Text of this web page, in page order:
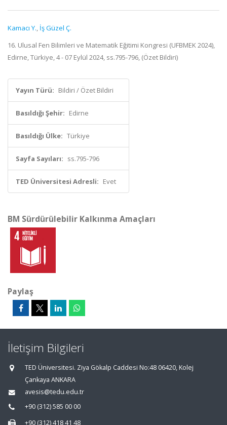
Kamacı Y., İş Güzel Ç.
16. Ulusal Fen Bilimleri ve Matematik Eğitimi Kongresi (UFBMEK 2024),
Edirne, Türkiye, 4 - 07 Eylül 2024, ss.795-796, (Özet Bildiri)
Yayın Türü: Bildiri / Özet Bildiri
Basıldığı Şehir: Edirne
Basıldığı Ülke: Türkiye
Sayfa Sayıları: ss.795-796
TED Üniversitesi Adresli: Evet
BM Sürdürülebilir Kalkınma Amaçları
Paylaş
İletişim Bilgileri
TED Üniversitesi. Ziya Gökalp Caddesi No:48 06420, Kolej
Çankaya ANKARA
avesis@tedu.edu.tr
+90 (312) 585 00 00
+90 (312) 418 41 48